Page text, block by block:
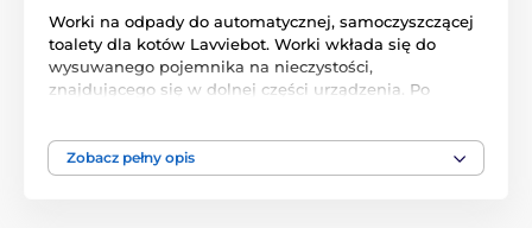
Worki na odpady do automatycznej, samoczyszczącej
toalety dla kotów Lavviebot. Worki wkłada się do
wysuwanego pojemnika na nieczystości,
znajdującego się w dolnej części urządzenia. Po
25 sztuk w opakowaniu.
Zobacz pełny opis